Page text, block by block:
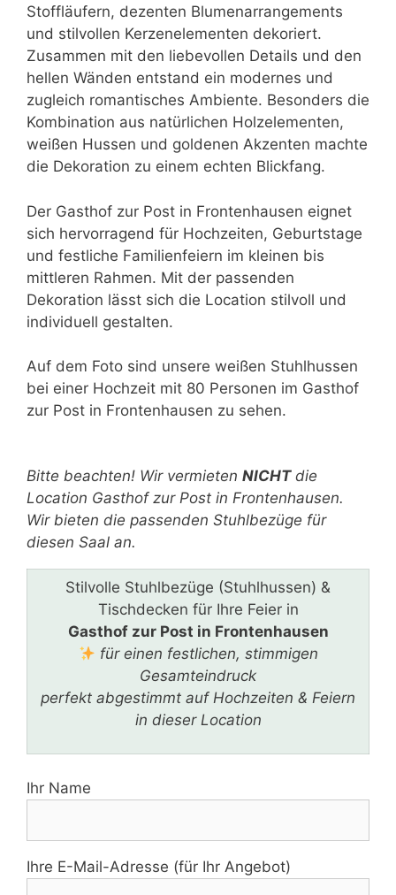
Stoffläufern, dezenten Blumenarrangements
und stilvollen Kerzenelementen dekoriert.
Zusammen mit den liebevollen Details und den
hellen Wänden entstand ein modernes und
zugleich romantisches Ambiente. Besonders die
Kombination aus natürlichen Holzelementen,
weißen Hussen und goldenen Akzenten machte
die Dekoration zu einem echten Blickfang.
Der Gasthof zur Post in Frontenhausen eignet
sich hervorragend für Hochzeiten, Geburtstage
und festliche Familienfeiern im kleinen bis
mittleren Rahmen. Mit der passenden
Dekoration lässt sich die Location stilvoll und
individuell gestalten.
Auf dem Foto sind unsere weißen Stuhlhussen
bei einer Hochzeit mit 80 Personen im Gasthof
zur Post in Frontenhausen zu sehen.
Bitte beachten! Wir vermieten NICHTdie
Location Gasthof zur Post in Frontenhausen.
Wir bieten die passenden Stuhlbezüge für
diesen Saal an.
Stilvolle Stuhlbezüge (Stuhlhussen) &
Tischdecken für Ihre Feier in
Gasthof zur Post in Frontenhausen
für einen festlichen, stimmigen
Gesamteindruck
perfekt abgestimmt auf Hochzeiten & Feiern
in dieser Location
Ihr Name
Ihre E-Mail-Adresse (für Ihr Angebot)